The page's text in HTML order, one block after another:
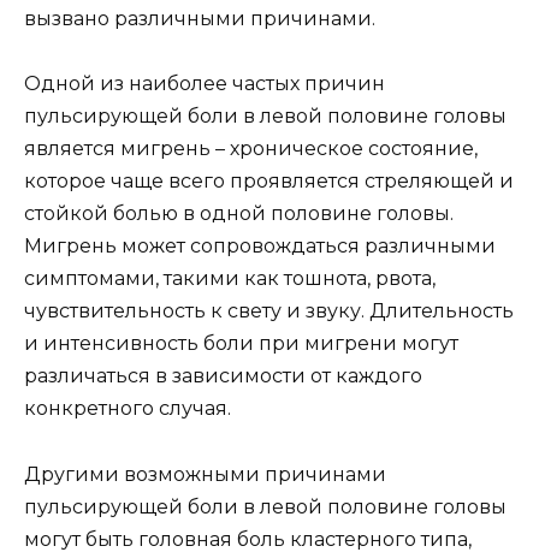
вызвано различными причинами.
Одной из наиболее частых причин
пульсирующей боли в левой половине головы
является мигрень – хроническое состояние,
которое чаще всего проявляется стреляющей и
стойкой болью в одной половине головы.
Мигрень может сопровождаться различными
симптомами, такими как тошнота, рвота,
чувствительность к свету и звуку. Длительность
и интенсивность боли при мигрени могут
различаться в зависимости от каждого
конкретного случая.
Другими возможными причинами
пульсирующей боли в левой половине головы
могут быть головная боль кластерного типа,